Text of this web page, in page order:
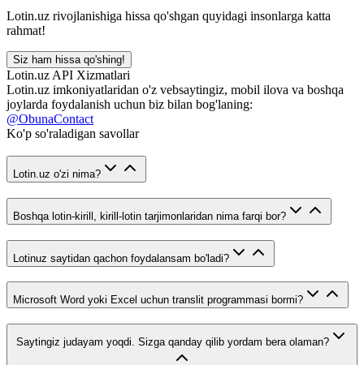
Lotin.uz rivojlanishiga hissa qo'shgan quyidagi insonlarga katta
rahmat!
Siz ham hissa qo'shing!
Lotin.uz API Xizmatlari
Lotin.uz imkoniyatlaridan o'z vebsaytingiz, mobil ilova va boshqa
joylarda foydalanish uchun biz bilan bog'laning:
@ObunaContact
Ko'p so'raladigan savollar
Lotin.uz o'zi nima?
Boshqa lotin-kirill, kirill-lotin tarjimonlaridan nima farqi bor?
Lotinuz saytidan qachon foydalansam bo'ladi?
Microsoft Word yoki Excel uchun translit programmasi bormi?
Saytingiz judayam yoqdi. Sizga qanday qilib yordam bera olaman?